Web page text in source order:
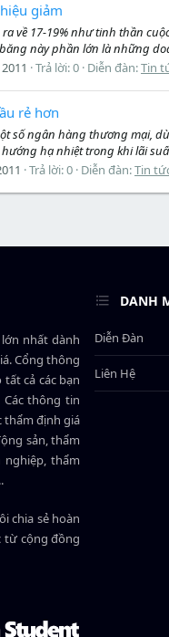
giảm
về 17-19% như tinh thần
này phần lớn là những
Trả lời: 0 Diễn đàn:Tin
rẻ hơn
số ngân hàng thương mại,
hạ nhiệt trong khi lãi
Trả lời: 0 Diễn đàn:Tin
nhất dành
. Cổng thông
cả các bạn
thông tin
thẩm định giá
sản, thẩm
thẩm
chia sẻ hoàn
từ cộng đồng
DANH
Diễn Đàn
Liên Hệ